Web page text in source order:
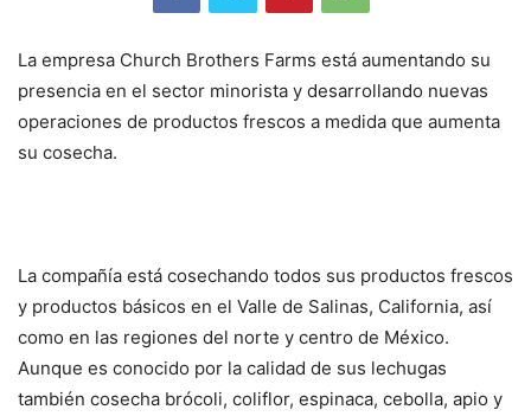
La empresa Church Brothers Farms está aumentando su
presencia en el sector minorista y desarrollando nuevas
operaciones de productos frescos a medida que aumenta
su cosecha.
La compañía está cosechando todos sus productos frescos
y productos básicos en el Valle de Salinas, California, así
como en las regiones del norte y centro de México.
Aunque es conocido por la calidad de sus lechugas
también cosecha brócoli, coliflor, espinaca, cebolla, apio y